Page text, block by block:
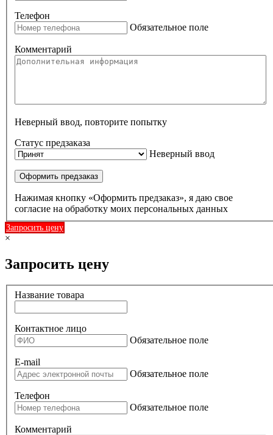
Телефон
Обязательное поле
Комментарий
Неверный ввод, повторите попытку
Статус предзаказа
Неверный ввод
Оформить предзаказ
Нажимая кнопку «Оформить предзаказ», я даю свое
согласие на обработку моих персональных данных
Запросить цену
×
Запросить цену
Название товара
Контактное лицо
Обязательное поле
E-mail
Обязательное поле
Телефон
Обязательное поле
Комментарий